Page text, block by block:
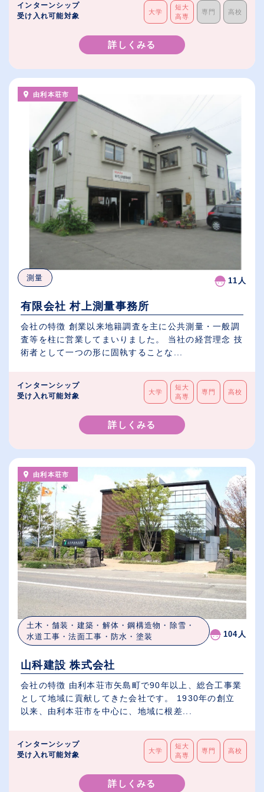
インターンシップ
受け入れ可能対象
大学
短大
高専
専門 高校
詳しくみる
由利本荘市
測量 11人
有限会社 村上測量事務所
会社の特徴 創業以来地籍調査を主に公共測量・一般調
査等を柱に営業してまいりました。 当社の経営理念 技
術者として一つの形に固執することな...
インターンシップ
受け入れ可能対象
大学
短大
高専
専門 高校
詳しくみる
由利本荘市
土木・舗装・建築・解体・鋼構造物・除雪・
水道工事・法面工事・防水・塗装
104人
山科建設 株式会社
会社の特徴 由利本荘市矢島町で90年以上、総合工事業
として地域に貢献してきた会社です。 1930年の創立
以来、由利本荘市を中心に、地域に根差...
インターンシップ
受け入れ可能対象
大学
短大
高専
専門 高校
詳しくみる